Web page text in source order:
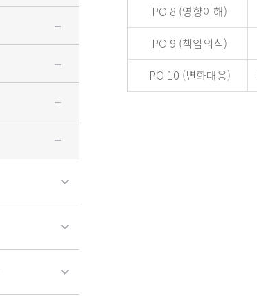
PO 8 (영향이해)
PO 9 (책임의식)
PO 10 (변화대응)